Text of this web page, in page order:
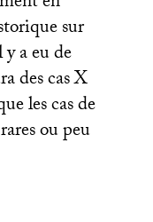
sur
a eu de
des cas X
les cas de
ou peu